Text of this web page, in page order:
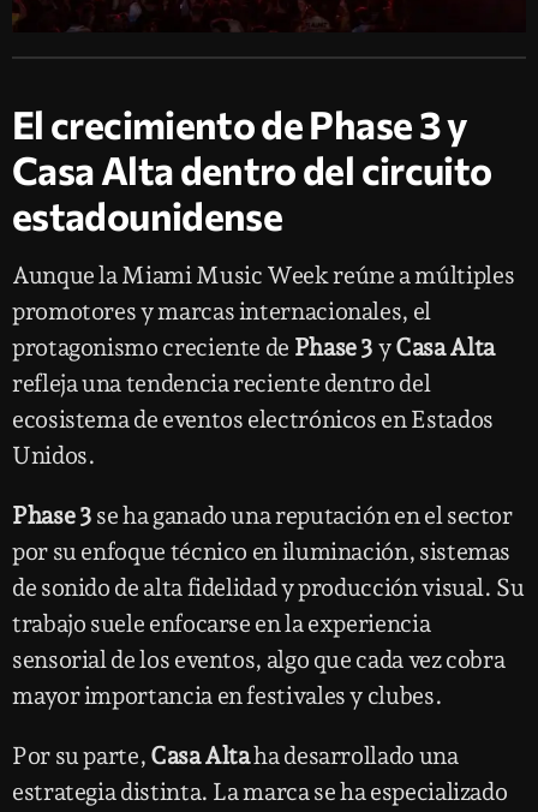
El crecimiento de Phase 3 y
Casa Alta dentro del circuito
estadounidense
Aunque la Miami Music Week reúne a múltiples
promotores y marcas internacionales, el
protagonismo creciente de Phase 3 yCasa Alta
refleja una tendencia reciente dentro del
ecosistema de eventos electrónicos en Estados
Unidos.
Phase 3 se ha ganado una reputación en el sector
por su enfoque técnico en iluminación, sistemas
de sonido de alta fidelidad y producción visual. Su
trabajo suele enfocarse en la experiencia
sensorial de los eventos, algo que cada vez cobra
mayor importancia en festivales y clubes.
Por su parte, Casa Altaha desarrollado una
estrategia distinta. La marca se ha especializado